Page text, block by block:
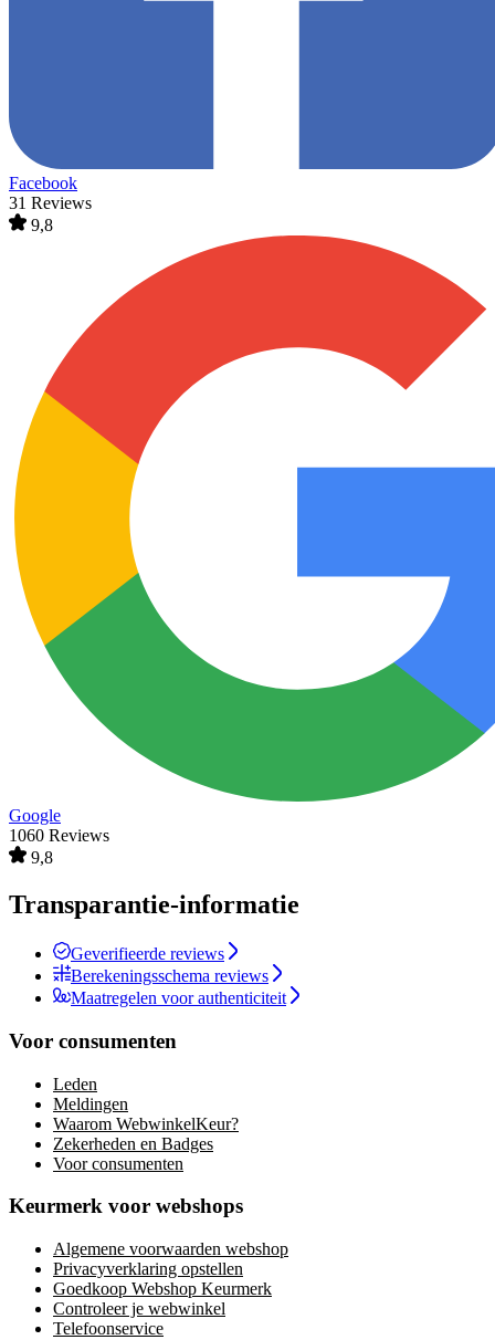
Facebook
31 Reviews
9,8
Google
1060 Reviews
9,8
Transparantie-informatie
Geverifieerde reviews
Berekeningsschema reviews
Maatregelen voor authenticiteit
Voor consumenten
Leden
Meldingen
Waarom WebwinkelKeur?
Zekerheden en Badges
Voor consumenten
Keurmerk voor webshops
Algemene voorwaarden webshop
Privacyverklaring opstellen
Goedkoop Webshop Keurmerk
Controleer je webwinkel
Telefoonservice